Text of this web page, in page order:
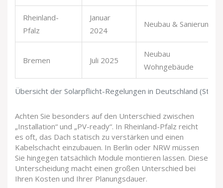
Übersicht der Solarpflicht-Regelungen in Deutschland
Rheinland-
Pfalz
Januar
2024
Neubau & Sanierung
Bremen Juli 2025
Neubau
Wohngebäude
Achten Sie besonders auf den Unterschied zwischen
„Installation“ und „PV-ready“. In Rheinland-Pfalz reicht
es oft, das Dach statisch zu verstärken und einen
Kabelschacht einzubauen. In Berlin oder NRW müssen
Sie hingegen tatsächlich Module montieren lassen. Diese
Unterscheidung macht einen großen Unterschied bei
Ihren Kosten und Ihrer Planungsdauer.